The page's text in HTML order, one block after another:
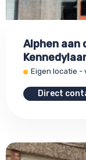
Alphen aan
Eigen locatie -
Direct